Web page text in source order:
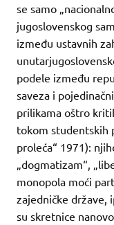
se samo
jugoslovenskog
između ustavnih
podele između
saveza i
prilikama oštro
tokom studentskih
proleća“ 1971):
„dogmatizam“,
monopola moći
zajedničke države,
su skretnice